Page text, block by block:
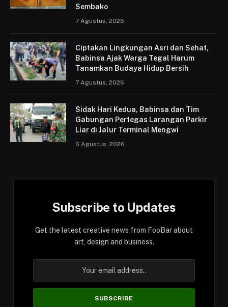
Sembako
7 Agustus, 2026
Ciptakan Lingkungan Asri dan Sehat,
Babinsa Ajak Warga Tegal Harum
Tanamkan Budaya Hidup Bersih
7 Agustus, 2026
Sidak Hari Kedua, Babinsa dan Tim
Gabungan Pertegas Larangan Parkir
Liar di Jalur Terminal Mengwi
6 Agustus, 2026
Subscribe to Updates
Get the latest creative news from FooBar about
art, design and business.